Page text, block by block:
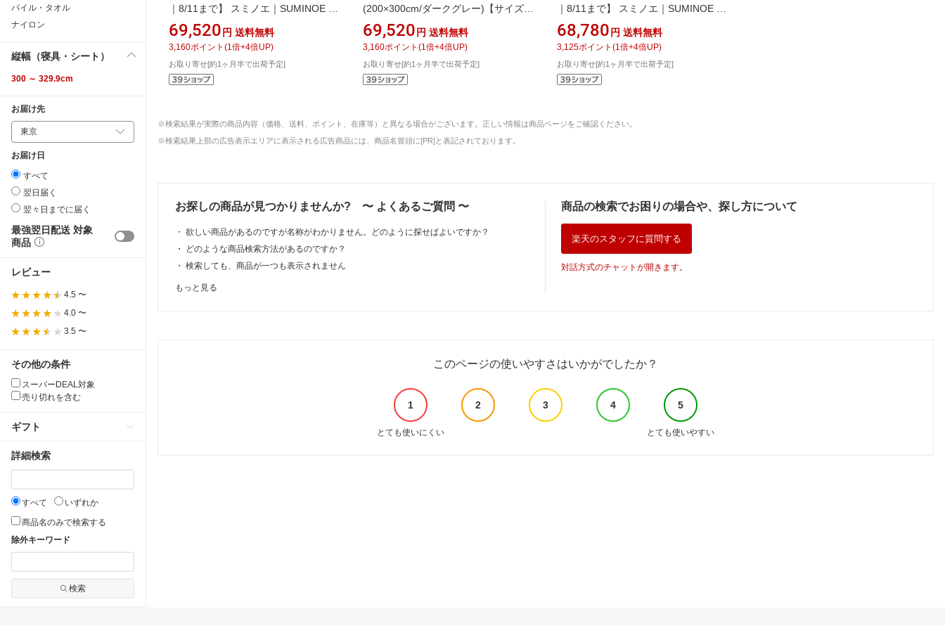
パイル・タオル
ナイロン
縦幅（寝具・シート）
300 ～ 329.9cm
お届け先
お届け日
すべて
翌日届く
翌々日までに届く
最強翌日配送 対象
商品
レビュー
4.5 〜
4.0 〜
3.5 〜
その他の条件
スーパーDEAL対象
売り切れを含む
ギフト
詳細検索
すべて
いずれか
商品名のみで検索する
除外キーワード
検索
｜8/11まで】 スミノエ｜SUMINOE ラ
グ リュストル(200×300cm/モスグリー
ン)【サイズオーダー可能】
69,520 円 送料無料
3,160ポイント (1 倍+4倍UP)
お取り寄せ[約1ヶ月半で出荷予定]
(200×300cm/ダークグレー)【サイズオ
ーダー可能】
69,520 円 送料無料
3,160ポイント (1 倍+4倍UP)
お取り寄せ[約1ヶ月半で出荷予定]
｜8/11まで】 スミノエ｜SUMINOE ラ
グ リュストル(200×300cm/アイボリ
ー)【サイズオーダー可能】
68,780 円 送料無料
3,125ポイント (1 倍+4倍UP)
お取り寄せ[約1ヶ月半で出荷予定]
※検索結果が実際の商品内容（価格、送料、ポイント、在庫等）と異なる場合がございます。正しい情報は商品ページをご確認ください。
※検索結果上部の広告表示エリアに表示される広告商品には、商品名冒頭に[PR]と表記されております。
お探しの商品が見つかりませんか? 〜 よくあるご質問 〜
・ 欲しい商品があるのですが名称がわかりません。どのように探せばよいですか？
・
どのような商品検索方法があるのですか？
・ 検索しても、商品が一つも表示されません
もっと見る
商品の検索でお困りの場合や、探し方について
楽天のスタッフに質問する
対話方式のチャットが開きます。
このページの使いやすさはいかがでしたか？
1 2 3 4 5
とても使いにくい とても使いやすい